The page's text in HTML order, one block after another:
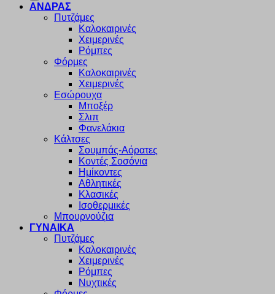
ΑΝΔΡΑΣ
Πυτζάμες
Καλοκαιρινές
Χειμερινές
Ρόμπες
Φόρμες
Καλοκαιρινές
Χειμερινές
Εσώρουχα
Μποξέρ
Σλιπ
Φανελάκια
Κάλτσες
Σουμπάς-Αόρατες
Κοντές Σοσόνια
Ημίκοντες
Αθλητικές
Κλασικές
Ισοθερμικές
Μπουρνούζια
ΓΥΝΑΙΚΑ
Πυτζάμες
Καλοκαιρινές
Χειμερινές
Ρόμπες
Νυχτικές